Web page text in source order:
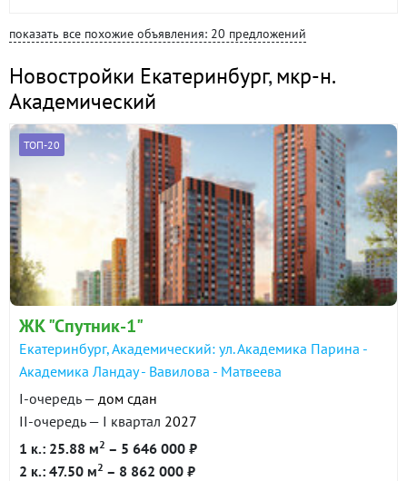
показать все похожие объявления: 20 предложений
Новостройки Екатеринбург,мкр-н.
Академический
ТОП-20
ЖК "Спутник-1"
Екатеринбург, Академический: ул. Академика Парина -
Академика Ландау - Вавилова - Матвеева
I-очередь — дом сдан
II-очередь — I квартал 2027
1 к.: 25.88 м2 – 5 646 000 ₽
2 к.: 47.50 м2 – 8 862 000 ₽